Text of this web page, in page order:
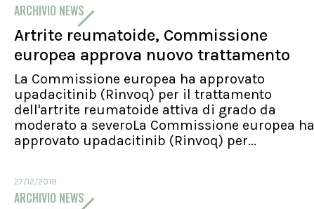
ARCHIVIO NEWS
Artrite reumatoide, Commissione
europea approva nuovo trattamento
La Commissione europea ha approvato
upadacitinib (Rinvoq) per il trattamento
dell'artrite reumatoide attiva di grado da
moderato a severoLa Commissione europea ha
approvato upadacitinib (Rinvoq) per...
27/12/2019
ARCHIVIO NEWS